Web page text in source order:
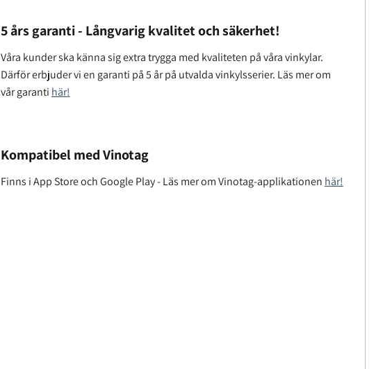
5 års garanti - Långvarig kvalitet och säkerhet!
Våra kunder ska känna sig extra trygga med kvaliteten på våra vinkylar.
Därför erbjuder vi en garanti på 5 år på utvalda vinkylsserier. Läs mer om
vår garanti här!
Kompatibel med Vinotag
Finns i App Store och Google Play - Läs mer om Vinotag-applikationen här!